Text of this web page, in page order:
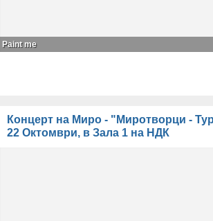
Paint me
Концерт на Миро - "Миротворци -
22 Октомври, в Зала 1 на НДК